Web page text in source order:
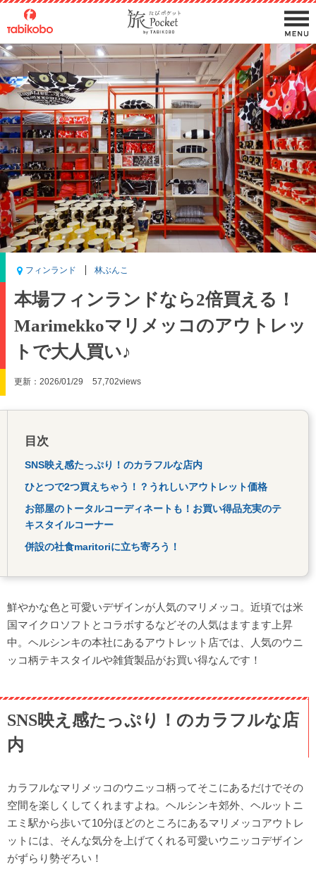
フィンランド 林ぶんこ
本場フィンランドなら2倍買える！
Marimekkoマリメッコのアウトレッ
トで大人買い♪
更新：2026/01/29 57,702views
目次
SNS映え感たっぷり！のカラフルな店内
ひとつで2つ買えちゃう！？うれしいアウトレット価格
お部屋のトータルコーディネートも！お買い得品充実のテ
キスタイルコーナー
併設の社食maritoriに立ち寄ろう！
鮮やかな色と可愛いデザインが人気のマリメッコ。近頃では米
国マイクロソフトとコラボするなどその人気はますます上昇
中。ヘルシンキの本社にあるアウトレット店では、人気のウニ
ッコ柄テキスタイルや雑貨製品がお買い得なんです！
SNS映え感たっぷり！のカラフルな店
内
カラフルなマリメッコのウニッコ柄ってそこにあるだけでその
空間を楽しくしてくれますよね。ヘルシンキ郊外、ヘルットニ
エミ駅から歩いて10分ほどのところにあるマリメッコアウトレ
ットには、そんな気分を上げてくれる可愛いウニッコデザイン
がずらり勢ぞろい！